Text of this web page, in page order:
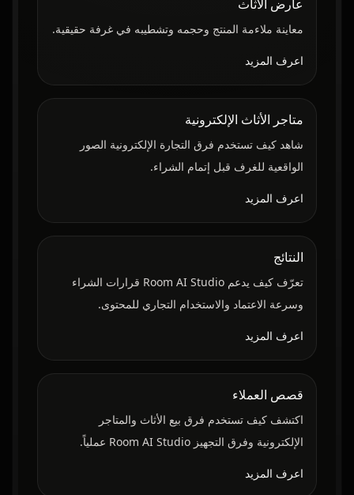
عارض الأثاث
معاينة ملاءمة المنتج وحجمه وتشطيبه في غرفة حقيقية.
اعرف المزيد
متاجر الأثاث الإلكترونية
شاهد كيف تستخدم فرق التجارة الإلكترونية الصور
الواقعية للغرف قبل إتمام الشراء.
اعرف المزيد
النتائج
تعرّف كيف يدعم Room AI Studio قرارات الشراء
وسرعة الاعتماد والاستخدام التجاري للمحتوى.
اعرف المزيد
قصص العملاء
اكتشف كيف تستخدم فرق بيع الأثاث والمتاجر
الإلكترونية وفرق التجهيز Room AI Studio عملياً.
اعرف المزيد